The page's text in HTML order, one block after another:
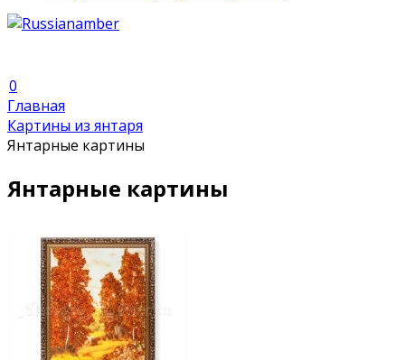
0
Главная
Картины из янтаря
Янтарные картины
Янтарные картины